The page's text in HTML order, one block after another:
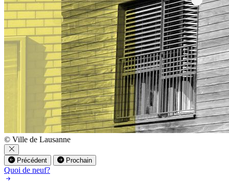
© Ville de Lausanne
Précédent Prochain
Quoi de neuf?